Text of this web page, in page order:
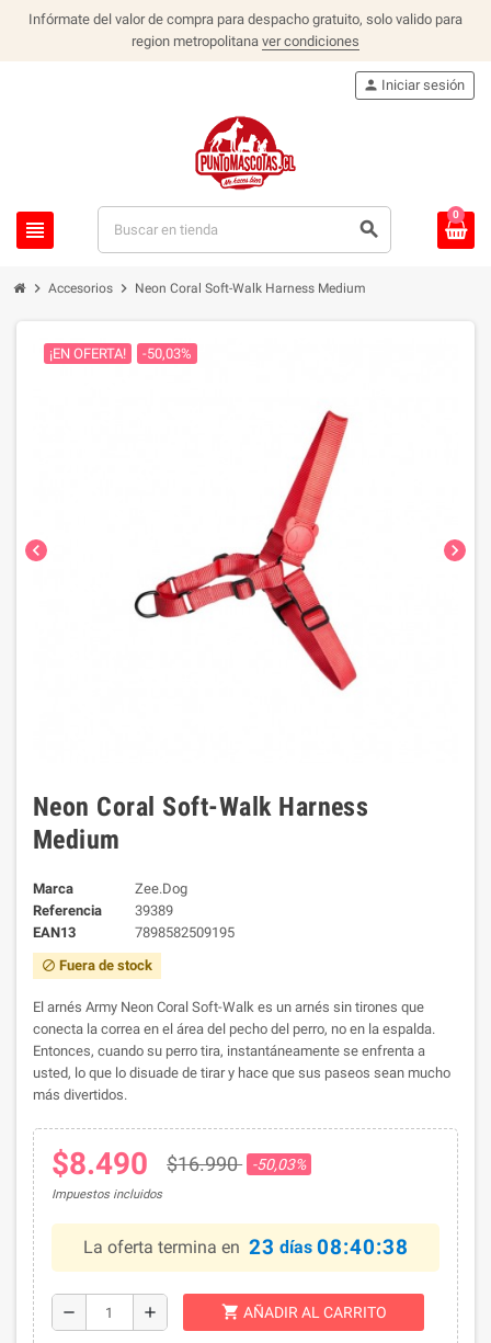
Infórmate del valor de compra para despacho gratuito, solo valido para
region metropolitana ver condiciones
view_headline search
person Iniciar sesión
0
chevron_right Accesorios chevron_right Neon Coral Soft-Walk Harness Medium
chevron_left chevron_right
¡EN OFERTA! -50,03%
Neon Coral Soft-Walk Harness
Medium
Marca
Zee.Dog
Referencia
39389
EAN13
7898582509195
block Fuera de stock
El arnés Army Neon Coral Soft-Walk es un arnés sin tirones que
conecta la correa en el área del pecho del perro, no en la espalda.
Entonces, cuando su perro tira, instantáneamente se enfrenta a
usted, lo que lo disuade de tirar y hace que sus paseos sean mucho
más divertidos.
$8.490 $16.990 -50,03%
Impuestos incluidos
La oferta termina en 23 días 08:40:38
remove add shopping_cart AÑADIR AL CARRITO